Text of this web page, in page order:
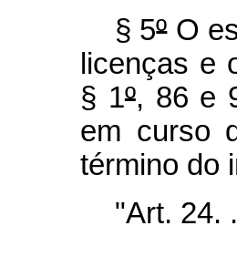
§ 5ºO
licenças e
§ 1º, 86 e
em curso
término do
"Art. 24.